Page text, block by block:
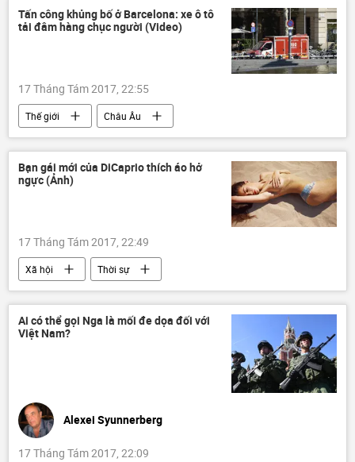
Tấn công khủng bố ở Barcelona: xe ô tô
tải đâm hàng chục người (Video)
17 Tháng Tám 2017, 22:55
Thế giới Châu Âu
Bạn gái mới của DiCaprio thích áo hở
ngực (Ảnh)
17 Tháng Tám 2017, 22:49
Xã hội Thời sự
Ai có thể gọi Nga là mối đe dọa đối với
Việt Nam?
Alexei Syunnerberg
17 Tháng Tám 2017, 22:09